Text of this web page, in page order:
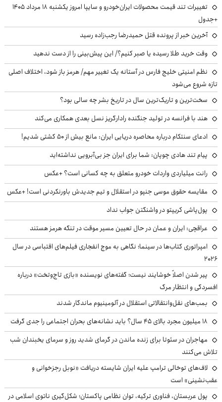
تغییرات تند قیمت محصولات ایران‌خودرو و سایپا امروز یکشنبه ۱۸ مرداد ۱۴۰۵
+جدول
آخرین خبر از پرونده قتل حمیدرضا رجب‌زاده رسید
وقت خرید طلا رسیده یا صبر کنیم؟/ این پیش‌بینی را از دست ندهید
نظم امنیتی خلیج فارس در آستانه یک تغییر مهم/ هرمز باز شود، اختلاف اصلی
تازه شروع می‌شود
سخت‌ترین و تاریک‌ترین سال در تاریخ بشر چه سالی بود؟
هند با فرانسه در تولید جنگنده رادارگریز نسل بعدی همکاری می‌کند
ادعای سنتکام درباره محاصره دریایی ایران: مانع بیش از ۵۰ کشتی شدیم!
پیام تند هادی چوپان: شما برای ایران جز بی‌آبرویی نداشته‌اید
رانت میلیاردی واردات خودرو متعلق به چه کسانی است؟ +عکس
مقایسه حقوق موسی جنپو در استقلال و تیم جدیدش باورنکردنی است! +عکس
پول‌پاشی کریپتو در واشنگتن جواب نداد
عراقچی: ایران و عمان در حال تعیین مسیر موقت در تنگه هرمز هستند
امپراتوری کتاب‌ها در سینما؛ نگاهی به موج انفجاری فیلم‌های اقتباسی در سال
۲۰۲۶
پیر شدن اصلاً خوشایند نیست؛ گفته‌های نویسنده «بازی تاج‌وتخت» درباره
افسردگی و انتظار مرگ
بمب‌های نقل‌وانتقالاتی استقلال در آلومینیوم ماندگار شدند
۱۸ میلیون مجرد بالای ۴۵ سال؟ باید نشانه‌های بحران اجتماعی را جدی گرفت
مهاجران در سئوتا برای زنده ماندن در گرمای شدید روز و سرمای یخبندان شب
تلاش می‌کنند
لاف‌های توخالی ترامپ علیه ایران شایسته دریافت «نوبل رجزخوانی و
عقب‌نشینی» است
پول عربستان، فناوری ترکیه، توان نظامی پاکستان؛ شکل‌گیری ناتوی اسلامی در